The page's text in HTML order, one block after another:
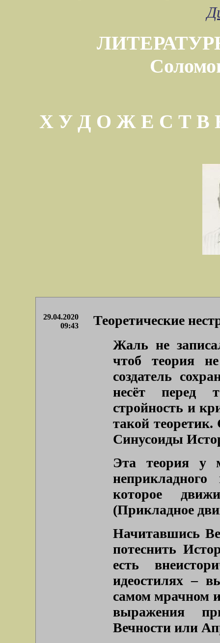
Х У Д О Ж Е С Т
29.04.2020
09:43
Теоретические
Жаль не
чтоб теория
создатель
несёт перед
стройность и
такой
Синусоиды
Эта теория у
которое
(Прикладное
Начитавшись
потеснить
есть
идеостилях –
самом мрачном
выражения
Вечности или